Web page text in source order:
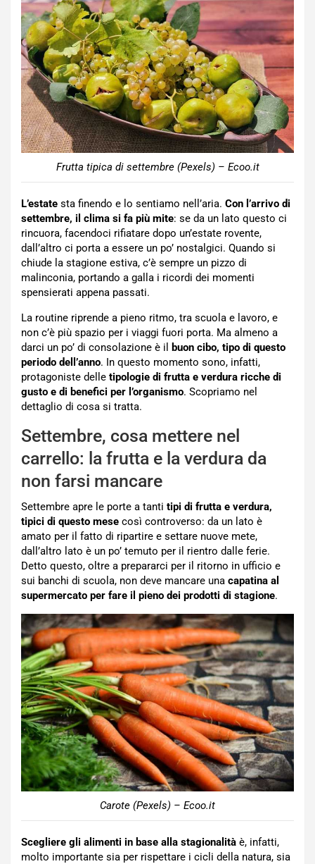
Frutta tipica di settembre (Pexels) – Ecoo.it
L’estate sta finendo e lo sentiamo nell’aria. Con l’arrivo di
settembre, il clima si fa più mite: se da un lato questo ci
rincuora, facendoci rifiatare dopo un’estate rovente,
dall’altro ci porta a essere un po’ nostalgici. Quando si
chiude la stagione estiva, c’è sempre un pizzo di
malinconia, portando a galla i ricordi dei momenti
spensierati appena passati.
La routine riprende a pieno ritmo, tra scuola e lavoro, e
non c’è più spazio per i viaggi fuori porta. Ma almeno a
darci un po’ di consolazione è il
buon cibo, tipo di questo
periodo dell’anno. In questo momento sono, infatti,
protagoniste delle tipologie di frutta e verdura ricche di
gusto e di benefici per l’organismo. Scopriamo nel
dettaglio di cosa si tratta.
Settembre, cosa mettere nel
carrello: la frutta e la verdura da
non farsi mancare
Settembre apre le porte a tanti tipi di frutta e verdura,
tipici di questo mese così controverso: da un lato è
amato per il fatto di ripartire e settare nuove mete,
dall’altro lato è un po’ temuto per il rientro dalle ferie.
Detto questo, oltre a prepararci per il ritorno in ufficio e
sui banchi di scuola, non deve mancare una capatina al
supermercato per fare il pieno dei prodotti di stagione.
Carote (Pexels) – Ecoo.it
Scegliere gli alimenti in base alla stagionalità è, infatti,
molto importante sia per rispettare i cicli della natura, sia